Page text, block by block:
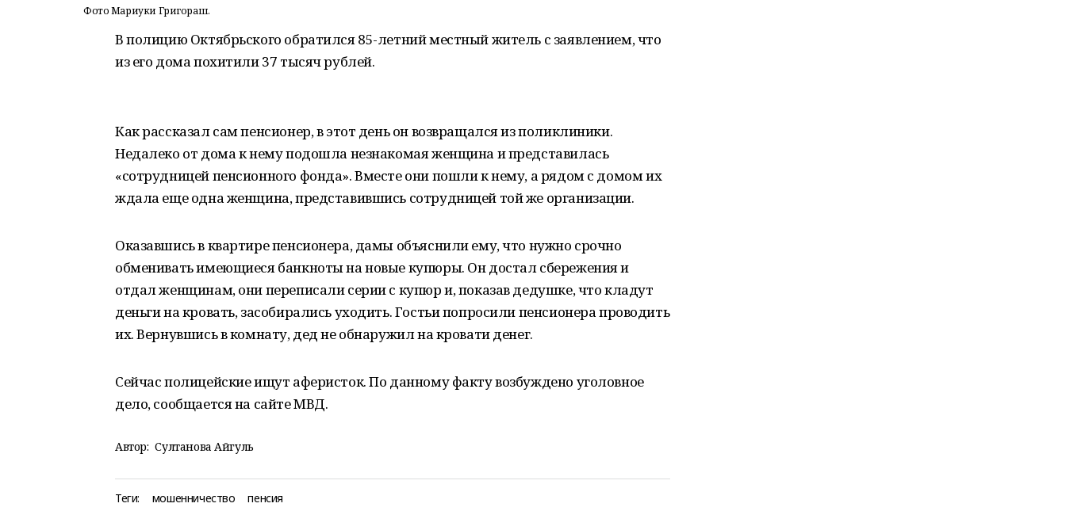
Фото Мариуки Григораш.
В полицию Октябрьского обратился 85-летний местный житель с заявлением, что
из его дома похитили 37 тысяч рублей.
Как рассказал сам пенсионер, в этот день он возвращался из поликлиники.
Недалеко от дома к нему подошла незнакомая женщина и представилась
«сотрудницей пенсионного фонда». Вместе они пошли к нему, а рядом с домом их
ждала еще одна женщина, представившись сотрудницей той же организации.
Оказавшись в квартире пенсионера, дамы объяснили ему, что нужно срочно
обменивать имеющиеся банкноты на новые купюры. Он достал сбережения и
отдал женщинам, они переписали серии с купюр и, показав дедушке, что кладут
деньги на кровать, засобирались уходить. Гостьи попросили пенсионера проводить
их. Вернувшись в комнату, дед не обнаружил на кровати денег.
Сейчас полицейские ищут аферисток. По данному факту возбуждено уголовное
дело, сообщается на сайте МВД.
Автор: Султанова Айгуль
Теги: мошенничество пенсия